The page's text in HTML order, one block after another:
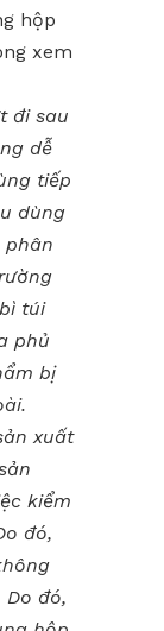
hộp
xem
đi sau
dễ
tiếp
dùng
phân
túi
phủ
bị
xuất
kiểm
đó,
đó,